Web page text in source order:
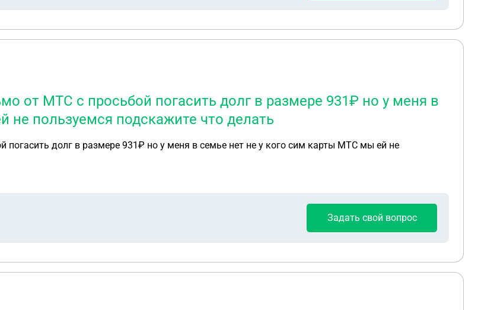
от МТС с просьбой погасить долг в размере 931₽ но у меня в
пользуемся подскажите что делать
долг в размере 931₽ но у меня в семье нет не у кого сим карты МТС мы ей не
Задать свой вопрос